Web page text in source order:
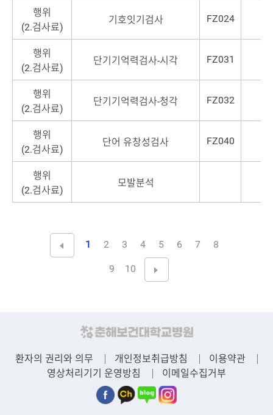
행위
(2.검사료)
기호잇기검사 FZ024
행위
(2.검사료)
단기기억력검사-시각 FZ031
행위
(2.검사료)
단기기억력검사-청각 FZ032
행위
(2.검사료)
단어 유창성검사 FZ040
행위
(2.검사료)
모발분석
1 2 3 4 5 6 7 8
9 10
환자의 권리와 의무 개인정보취급방침
이용약관
영상처리기기 운영방침
이메일수집거부